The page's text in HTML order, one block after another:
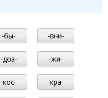
-бы- -вни-
-доз- -жи-
-кос- -кра-